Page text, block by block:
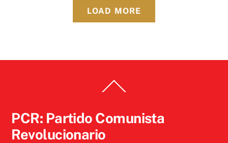
LOAD MORE
To
PCR: Partido Comunista
Revolucionario